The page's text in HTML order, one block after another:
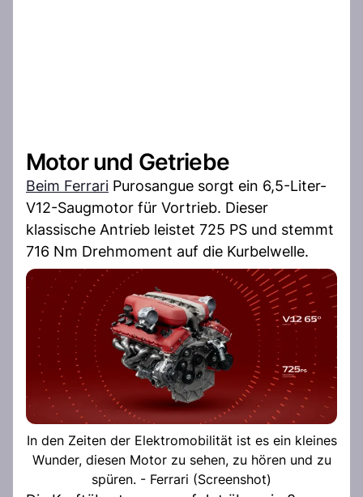
Motor und Getriebe
Beim Ferrari Purosangue sorgt ein 6,5-Liter-
V12-Saugmotor für Vortrieb. Dieser
klassische Antrieb leistet 725 PS und stemmt
716 Nm Drehmoment auf die Kurbelwelle.
In den Zeiten der Elektromobilität ist es ein kleines
Wunder, diesen Motor zu sehen, zu hören und zu
spüren. - Ferrari (Screenshot)